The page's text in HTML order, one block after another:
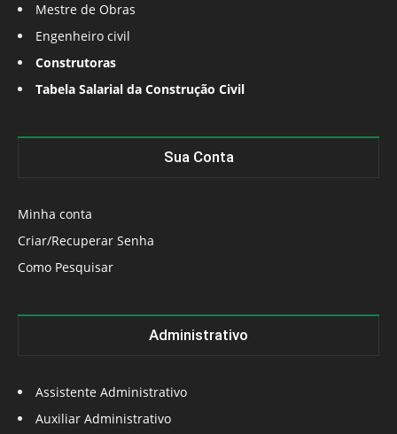
Mestre de Obras
Engenheiro civil
Construtoras
Tabela Salarial da Construção Civil
Sua Conta
Minha conta
Criar/Recuperar Senha
Como Pesquisar
Administrativo
Assistente Administrativo
Auxiliar Administrativo